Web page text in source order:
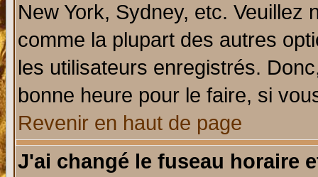
New York, Sydney, etc. Veuillez
comme la plupart des autres
les utilisateurs enregistrés.
bonne heure pour le faire, si
Revenir en haut de page
J'ai changé le fuseau horaire